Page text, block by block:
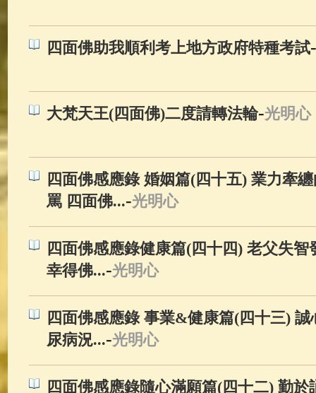
四面佛助我順利考上地方政府特種考試-
大梵天王(四面佛)二度請轉法輪-光明心
四面佛感應錄 婚姻篇(四十五) 業力牽
罵 四面佛...-光明心
四面佛感應錄健康篇(四十四) 老父失
幸得佛...-光明心
四面佛感應錄 事業&健康篇(四十三)
尿病況...-光明心
四面佛感應錄隨心滿願篇(四十二) 勤